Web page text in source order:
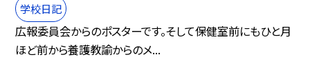
学校日記
広報委員会からのポスターです。そして保健室前にもひと月
ほど前から養護教諭からのメ...